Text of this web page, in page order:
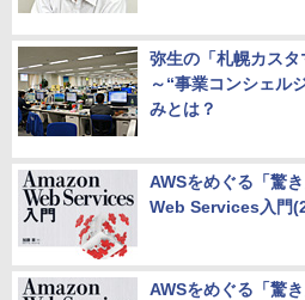
弥生の「札幌カス
～“事業コンシェル
みとは？
AWSをめぐる「驚
Web Services入門
AWSをめぐる「驚